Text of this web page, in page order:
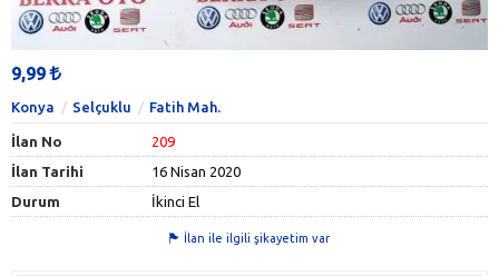
9,99
Konya Selçuklu Fatih Mah.
İlan No
209
İlan Tarihi
16 Nisan 2020
Durum
İkinci El
İlan ile ilgili şikayetim var